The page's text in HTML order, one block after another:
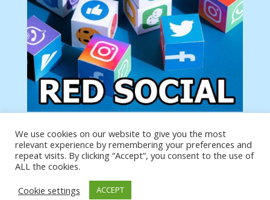
Tu anuncio va aquí
Podemos poner tu anuncio aquí con un link de tu
producto o página
We use cookies on our website to give you the most
relevant experience by remembering your preferences and
repeat visits. By clicking “Accept”, you consent to the use of
ALL the cookies.
Cookie settings
ACCEPT
https://analytics.google.com/analytics/web/?